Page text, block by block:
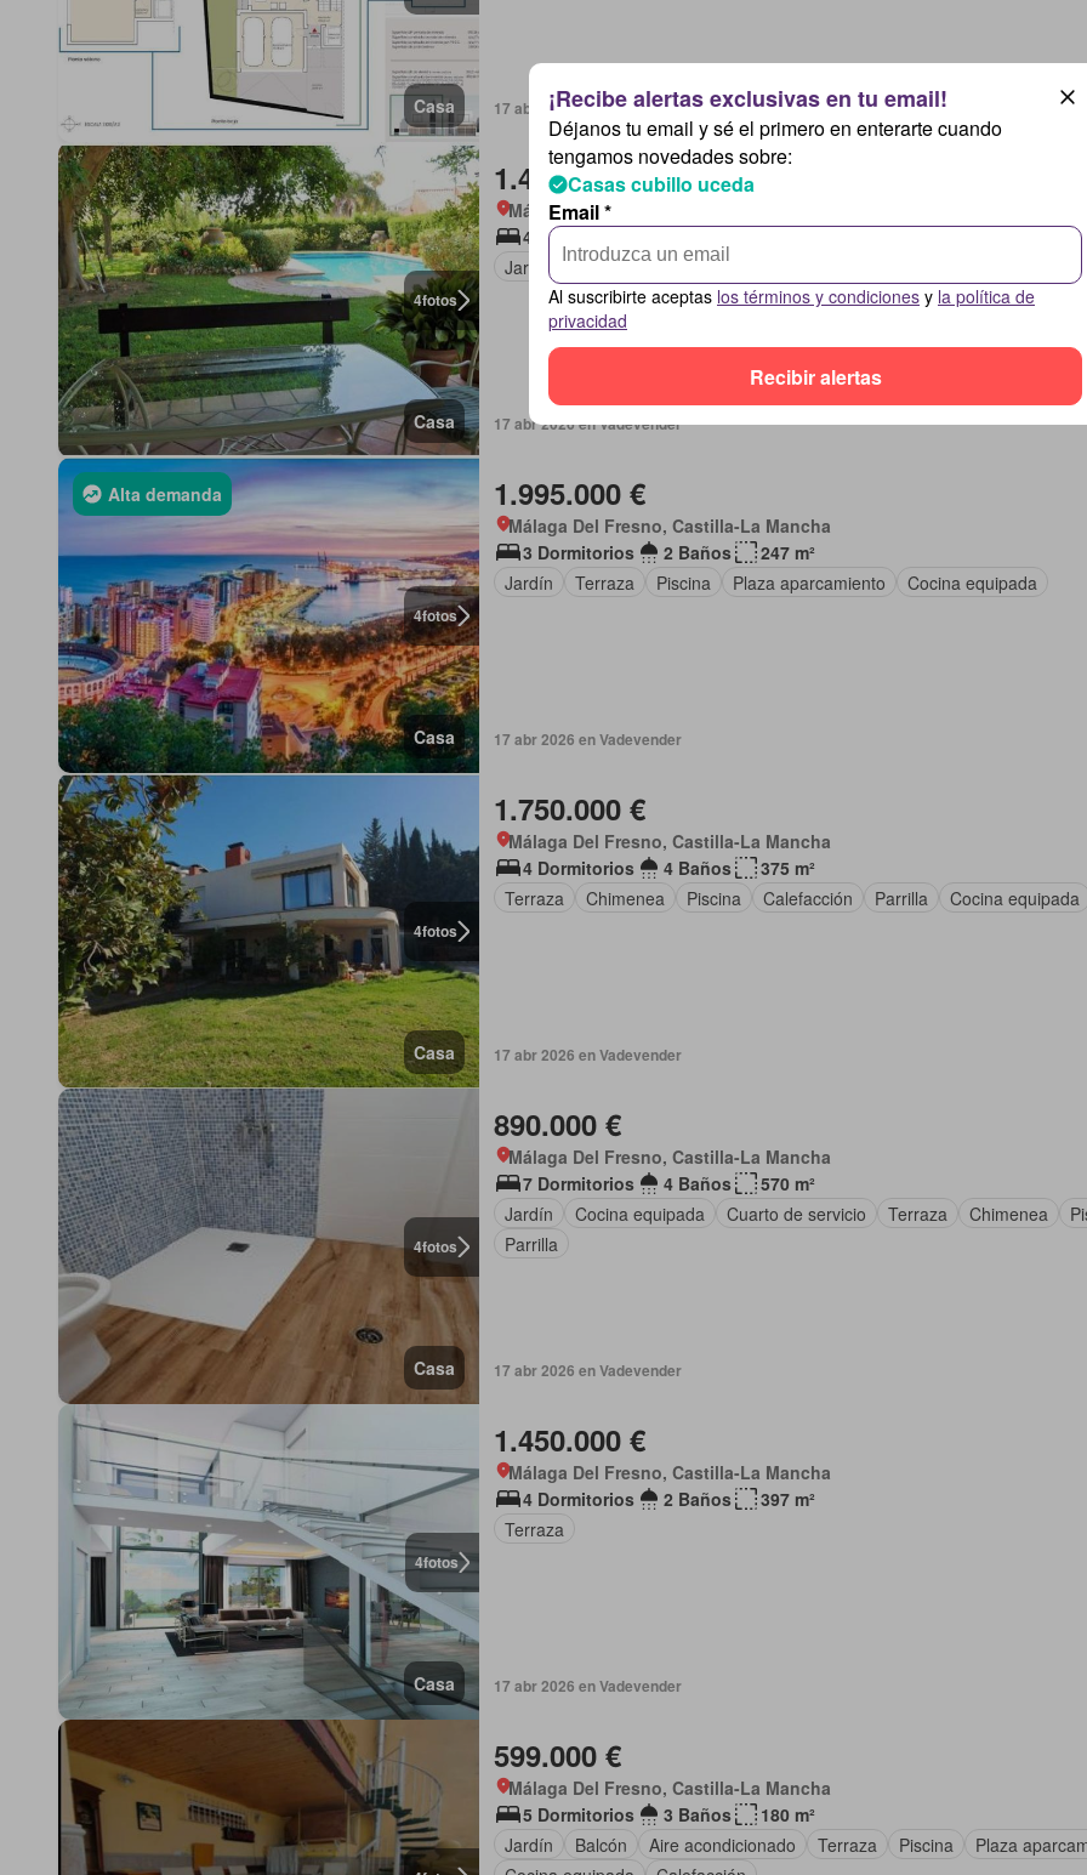
Casa 17 abr 2026 en Vadevender
4fotos
Casa
1.475.000 €
Málaga Del Fresno, Castilla-La Mancha
4 Dormitorios
Jardín
Piscina Plaza aparcamiento
17 abr 2026 en Vadevender
4fotos
Alta demanda
Casa
1.995.000 €
Málaga Del Fresno, Castilla-La Mancha
3 Dormitorios
2 Baños
247 m²
Jardín
Terraza Piscina Plaza aparcamiento Cocina equipada
17 abr 2026 en Vadevender
4fotos
Casa
1.750.000 €
Málaga Del Fresno, Castilla-La Mancha
4 Dormitorios
4 Baños
375 m²
Terraza
Chimenea Piscina Calefacción Parrilla Cocina equipada
17 abr 2026 en Vadevender
4fotos
Casa
890.000 €
Málaga Del Fresno, Castilla-La Mancha
7 Dormitorios
4 Baños
570 m²
Jardín
Cocina equipada Cuarto de servicio Terraza Chimenea
Parrilla
17 abr 2026 en Vadevender
4fotos
Casa
1.450.000 €
Málaga Del Fresno, Castilla-La Mancha
4 Dormitorios
2 Baños
397 m²
Terraza
17 abr 2026 en Vadevender
599.000 €
Málaga Del Fresno, Castilla-La Mancha
5 Dormitorios
3 Baños
180 m²
Jardín
Balcón Aire acondicionado Terraza Piscina
Plaza
Déjanos tu email y sé el primero en enterarte cuando
tengamos novedades sobre:
Casas cubillo uceda
Email *
Al suscribirte aceptas los términos y condiciones y la política de
privacidad
Recibir alertas